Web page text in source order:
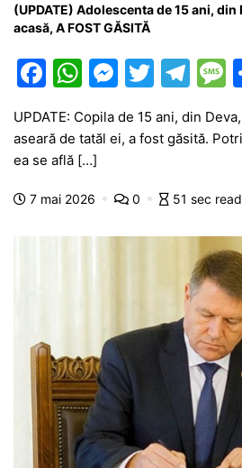
(UPDATE) Adolescenta de 15 ani,
acasă, A FOST GĂSITĂ
F
c
e
b
o
o
W
at
s
A
p
p
M
s
e
n
g
T
itt
er
T
e
a
m
s
a
g
e
UPDATE: Copila de 15 ani, din
aseară de tatăl ei, a fost găsită.
ea se află […]
7 mai 2026 0 51 sec read